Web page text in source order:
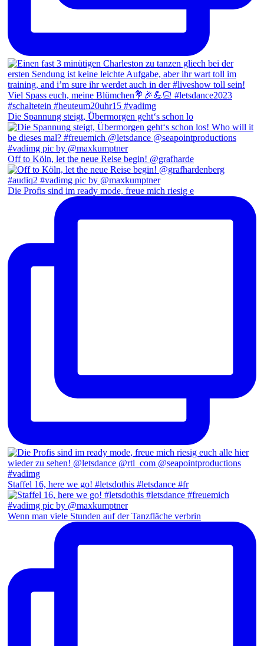
Die Spannung steigt, Übermorgen geht‘s schon lo
Off to Köln, let the neue Reise begin! @grafharde
Die Profis sind im ready mode, freue mich riesig e
Staffel 16, here we go! #letsdothis #letsdance #fr
Wenn man viele Stunden auf der Tanzfläche verbrin